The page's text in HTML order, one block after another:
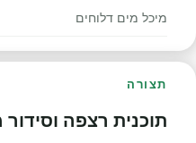
מיכל מים דלוחים
תצורה
תוכנית רצפה